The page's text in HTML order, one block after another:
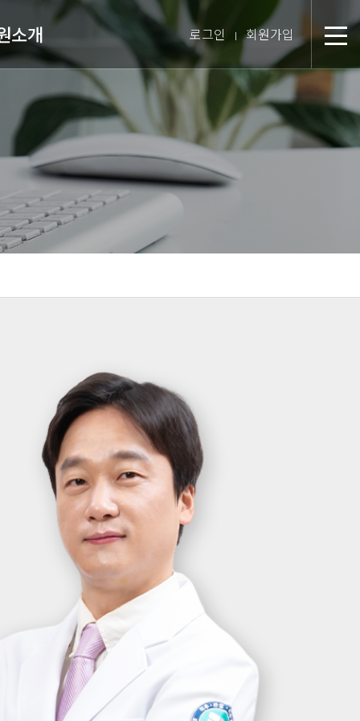
분
소개
인사말
미션 & 핵심경영방침
스토리
소개
비 소개
로그인 회원가입